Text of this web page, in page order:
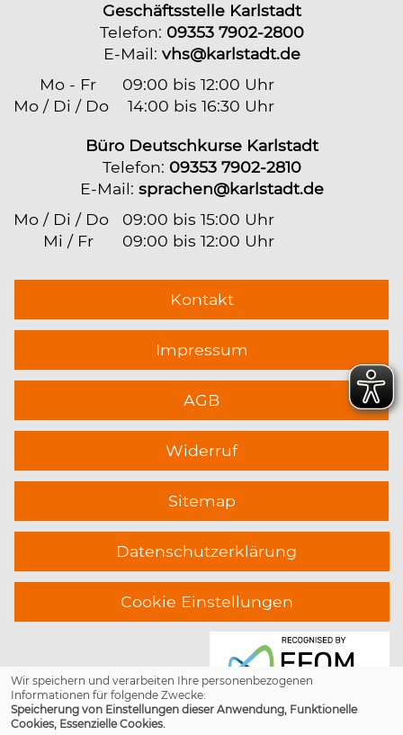
Geschäftsstelle Karlstadt
Telefon: 09353 7902-2800
E-Mail: vhs@karlstadt.de
Mo - Fr
09:00 bis 12:00 Uhr
Mo / Di / Do
14:00 bis 16:30 Uhr
Büro Deutschkurse Karlstadt
Telefon: 09353 7902-2810
E-Mail: sprachen@karlstadt.de
Mo / Di / Do 09:00 bis 15:00 Uhr
Mi / Fr
09:00 bis 12:00 Uhr
Kontakt
Impressum
AGB
Widerruf
Sitemap
Datenschutzerklärung
Cookie Einstellungen
Wir speichern und verarbeiten Ihre personenbezogenen
Informationen für folgende Zwecke:
Speicherung von Einstellungen dieser Anwendung, Funktionelle
Cookies, Essenzielle Cookies.